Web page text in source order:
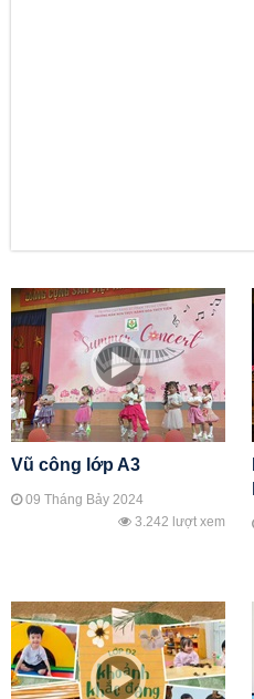
Vũ công lớp A3
09 Tháng Bảy 2024
3.242 lượt xem